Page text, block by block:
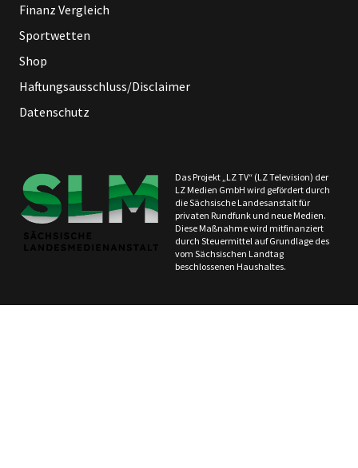
Finanz Vergleich
Sportwetten
Shop
Haftungsausschluss/Disclaimer
Datenschutz
Das Projekt „LZ TV“ (LZ Television) der
LZ Medien GmbH wird gefördert durch
die Sächsische Landesanstalt für
privaten Rundfunk und neue Medien.
Diese Maßnahme wird mitfinanziert
durch Steuermittel auf Grundlage des
vom Sächsischen Landtag
beschlossenen Haushaltes.